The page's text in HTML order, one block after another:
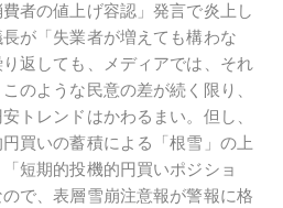
者の値上げ容認」発言で炎上し
が「失業者が増えても構わな
返しても、メディアでは、それ
のような民意の差が続く限り、
トレンドはかわるまい。但し、
買いの蓄積による「根雪」の上
短期的投機的円買いポジショ
で、表層雪崩注意報が警報に格